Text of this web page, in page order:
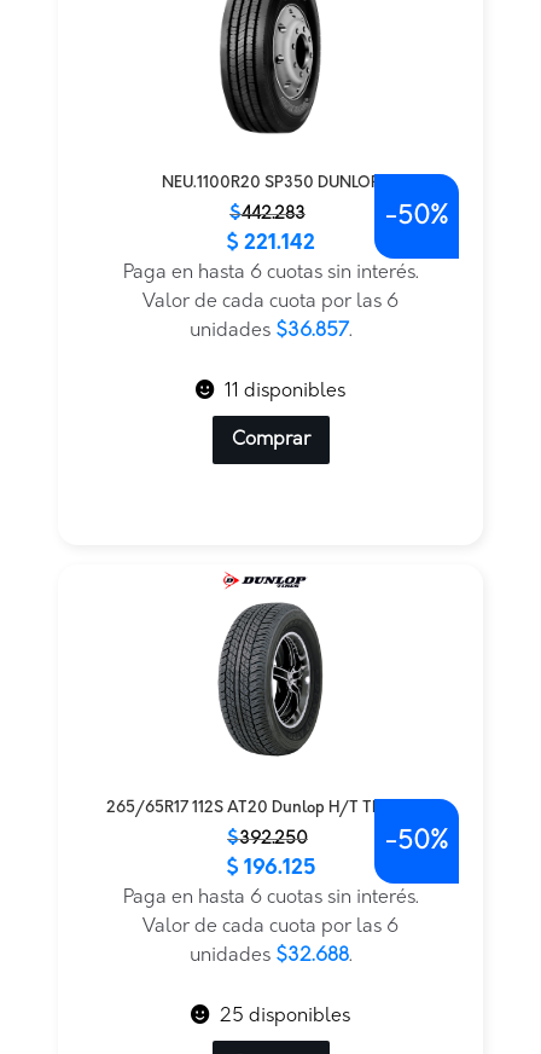
NEU.1100R20 SP350 DUNLOP
$442.283
original
actual
$ 221.142
Paga en hasta 6 cuotas sin interés.
Valor de cada cuota por las 6
unidades $36.857.
-50%
11 disponibles
Comprar
265/65R17 112S AT20 Dunlop H/T TL — THA
$392.250
original
$392.250.
actual
$ 196.125
Paga en hasta 6 cuotas sin interés.
Valor de cada cuota por las 6
unidades $32.688.
-50%
25 disponibles